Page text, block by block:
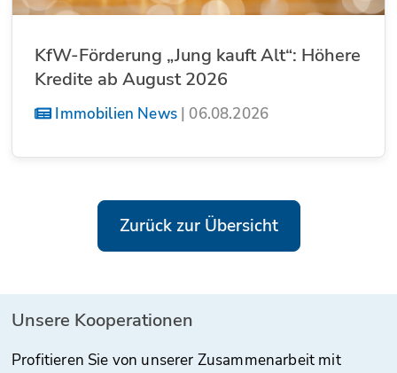
KfW-Förderung „Jung kauft Alt“: Höhere
Kredite ab August 2026
Immobilien News| 06.08.2026
Zurück zur Übersicht
Unsere Kooperationen
Profitieren Sie von unserer Zusammenarbeit mit